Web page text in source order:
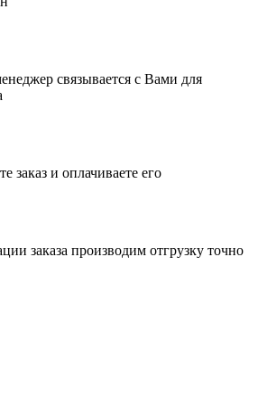
связывается с Вами для
заказ и оплачиваете его
заказа производим отгрузку точно